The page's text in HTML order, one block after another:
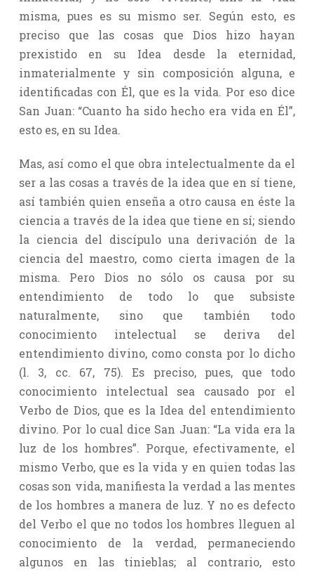
misma, pues es su mismo ser. Según esto, es
preciso que las cosas que Dios hizo hayan
prexistido en su Idea desde la eternidad,
inmaterialmente y sin composición alguna, e
identificadas con Él, que es la vida. Por eso dice
San Juan: “Cuanto ha sido hecho era vida en Él”,
esto es, en su Idea.
Mas, así como el que obra intelectualmente da el
ser a las cosas a través de la idea que en sí tiene,
así también quien enseña a otro causa en éste la
ciencia a través de la idea que tiene en sí; siendo
la ciencia del discípulo una derivación de la
ciencia del maestro, como cierta imagen de la
misma. Pero Dios no sólo os causa por su
entendimiento de todo lo que subsiste
naturalmente, sino que también todo
conocimiento intelectual se deriva del
entendimiento divino, como consta por lo dicho
(l. 3, cc. 67, 75). Es preciso, pues, que todo
conocimiento intelectual sea causado por el
Verbo de Dios, que es la Idea del entendimiento
divino. Por lo cual dice San Juan: “La vida era la
luz de los hombres”. Porque, efectivamente, el
mismo Verbo, que es la vida y en quien todas las
cosas son vida, manifiesta la verdad a las mentes
de los hombres a manera de luz. Y no es defecto
del Verbo el que no todos los hombres lleguen al
conocimiento de la verdad, permaneciendo
algunos en las tinieblas; al contrario, esto